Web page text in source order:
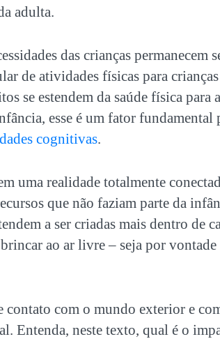
adulta.
das crianças permanecem
de atividades físicas para crianças
se estendem da saúde física para
esse é um fator
cognitivas.
uma realidade totalmente
que não faziam parte da
a ser criadas mais dentro de
ao ar livre – seja por
contato com o mundo exterior e
Entenda, neste texto, qual é o